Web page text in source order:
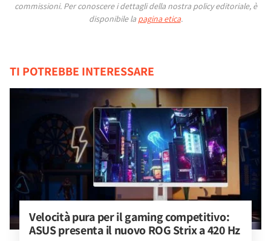
commissioni. Per conoscere i dettagli della nostra policy editoriale, è
disponibile la pagina etica.
TI POTREBBE INTERESSARE
Velocità pura per il gaming competitivo:
ASUS presenta il nuovo ROG Strix a 420 Hz